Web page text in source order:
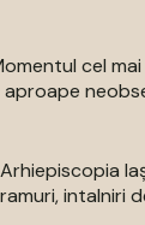
cel
intalniri